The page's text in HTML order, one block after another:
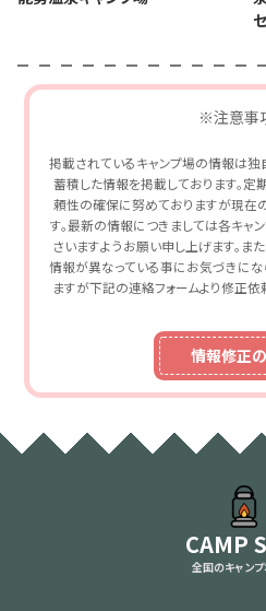
※注意事
掲載されているキャンプ場の情報は独
蓄積した情報を掲載しております。
頼性の確保に努めておりますが現在
す。最新の情報につきましては各キャ
さいますようお願い申し上げます。ま
情報が異なっている事にお気づきに
ますが下記の連絡フォームより修正依
情報修正
CAMP
全国のキャン